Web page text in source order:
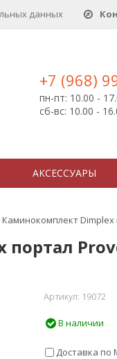
данныx
+7 (968)
пн-пт: 10.00 -
сб-вс: 10.00 -
АКСЕССУАРЫ
Каминокомплект Dimplex
Артикул: 19072
В наличии
Доставка по